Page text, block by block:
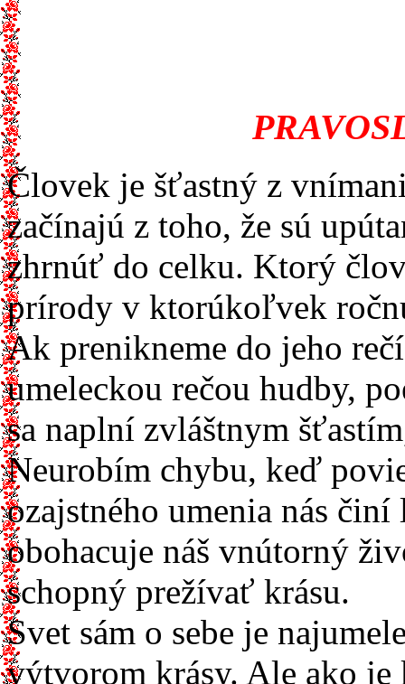
Človek je šťastný z
začínajú z toho, že sú
zhrnúť do celku. Ktorý
prírody v ktorúkoľvek
Ak prenikneme do jeho
umeleckou rečou hudby,
sa naplní zvláštnym
Neurobím chybu, keď
ozajstného umenia nás
obohacuje náš vnútorný
schopný prežívať krásu.
Svet sám o sebe je
výtvorom krásy. Ale ako